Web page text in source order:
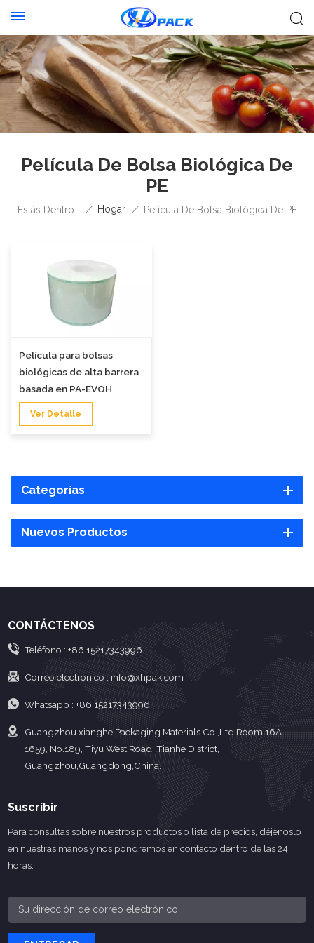
Película De Bolsa Biológica De
PE
Estás Dentro : / Hogar / Película De Bolsa Biológica De PE
Película para bolsas
biológicas de alta barrera
basada en PA-EVOH
Ver Detalle
Categorías
Nuevos Productos
CONTÁCTENOS
Teléfono : +86 15217343996
Correo electrónico :info@xhpak.com
Whatsapp : +86 15217343996
Guangzhou xianghe Packaging Materials Co.,Ltd Room 16A-
1659, No.189, Tiyu West Road, Tianhe District,
Guangzhou,Guangdong,China.
Suscribir
Para consultas sobre nuestros productos o lista de precios, déjenoslo
en nuestras manos y nos pondremos en contacto dentro de las 24
horas.